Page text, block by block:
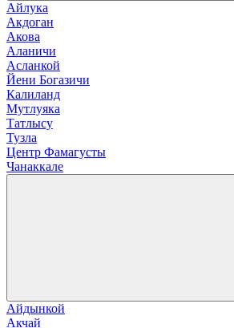
Айлука
Акдоган
Акова
Аланичи
Асланкой
Йени Богазичи
Калиланд
Мутлуяка
Татлысу
Тузла
Центр Фамагусты
Чанаккале
Айдынкой
Акчай